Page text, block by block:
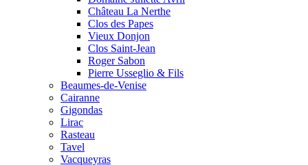
Château La Nerthe
Clos des Papes
Vieux Donjon
Clos Saint-Jean
Roger Sabon
Pierre Usseglio & Fils
Beaumes-de-Venise
Cairanne
Gigondas
Lirac
Rasteau
Tavel
Vacqueyras